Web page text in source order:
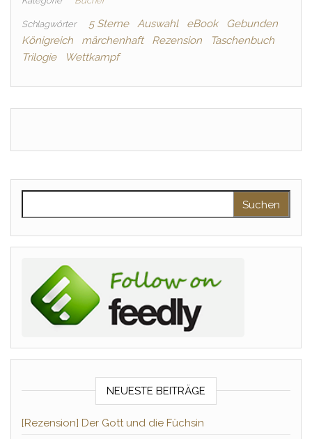
Schlagwörter 5 Sterne Auswahl eBook
Gebunden
Königreich
märchenhaft Rezension
Taschenbuch
Trilogie
Wettkampf
NEUESTE BEITRÄGE
[Rezension] Der Gott und die Füchsin